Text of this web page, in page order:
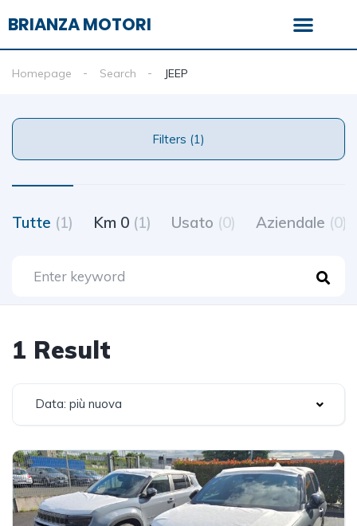
BRIANZA MOTORI
Homepage Search JEEP
Filters (1)
Tutte (1) Km 0 (1) Usato (0) Aziendale (0)
1 Result
Data: più nuova